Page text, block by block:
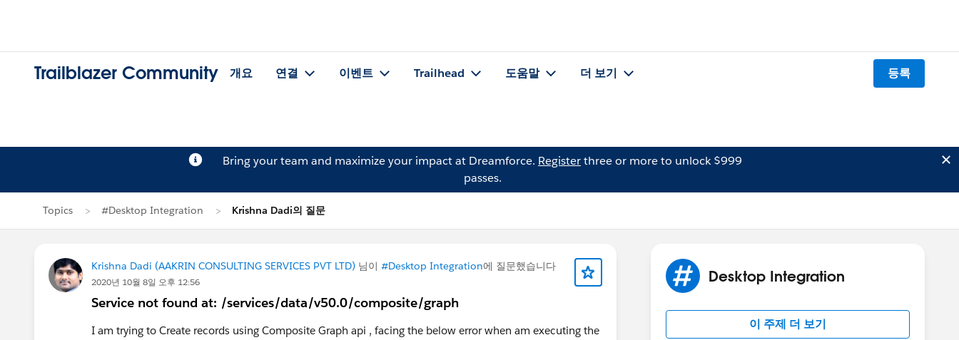
Trailblazer Community 개요 연결 이벤트 Trailhead 도움말 더 보기 등록
Bring your team and maximize your impact at Dreamforce. Registerthree or more to unlock $999
passes.
Topics #Desktop Integration Krishna Dadi의 질문
Krishna Dadi (AAKRIN CONSULTING SERVICES PVT LTD) 님이 #Desktop Integration에 질문했습니다
2020년 10월 8일 오후 12:56
Service not found at: /services/data/v50.0/composite/graph
I am trying to Create records using Composite Graph api , facing the below error when am executing the
Desktop Integration
이 주제 더 보기